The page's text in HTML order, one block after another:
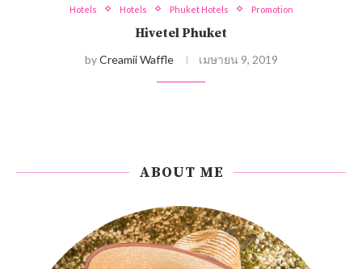
Hotels Hotels Phuket Hotels Promotion
Hivetel Phuket
byCreamii Waffle เมษายน 9, 2019
ABOUT ME